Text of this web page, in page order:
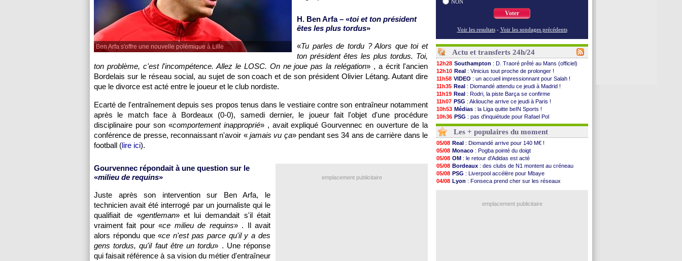
Ben Arfa s'offre une nouvelle polémique à Lille
H. Ben Arfa – «toi et ton président
êtes les plus tordus»
«Tu parles de tordu ? Alors que toi et
ton président êtes les plus tordus. Toi,
ton problème, c'est l'incompétence. Allez le LOSC. On ne joue pas la relégation» , a écrit l'ancien
Bordelais sur le réseau social, au sujet de son coach et de son président Olivier Létang. Autant dire
que le divorce est acté entre le joueur et le club nordiste.
Ecarté de l'entraînement depuis ses propos tenus dans le vestiaire contre son entraîneur notamment
après le match face à Bordeaux (0-0), samedi dernier, le joueur fait l'objet d'une procédure
disciplinaire pour son «comportement inapproprié» , avait expliqué Gourvennec en ouverture de la
conférence de presse, reconnaissant n'avoir « jamais vu ça» pendant ses 34 ans de carrière dans le
football (lire ici).
emplacement publicitaire
Gourvennec répondait à une question sur le
«milieu de requins»
Juste après son intervention sur Ben Arfa, le
technicien avait été interrogé par un journaliste qui le
qualifiait de «gentleman» et lui demandait s'il était
vraiment fait pour «ce milieu de requins» . Il avait
alors répondu que «ce n'est pas parce qu'il y a des
gens tordus, qu'il faut être un tordu» . Une réponse
qui faisait référence à sa vision du métier d'entraîneur
NON
Voter
Voir les resultats - Voir les sondages précédents
Actu et transferts 24h/24
12h28 Southampton : D. Traoré prêté au Mans (officiel)
12h10 Real : Vinicius tout proche de prolonger !
11h58 VIDEO : un accueil impressionnant pour Salah !
11h35 Real : Diomandé attendu ce jeudi à Madrid !
11h19 Real : Rodri, la piste Barça se confirme
11h07 PSG : Akliouche arrive ce jeudi à Paris !
10h53 Médias : la Liga quitte beIN Sports !
10h36 PSG : pas d'inquiétude pour Rafael Pol
10h13 Real: ça se complique pour Rodri !
09h51
Barça: Ferran Torres donne son feu vert au ...
09h32 FIFA: des excuses après le projet
09h11
Abha: c'est fait pour Fekir (officiel)
08h57
Real: réponse imminente de Vinicius
08h39
Arsenal: Nørgaard transféré à Everton (off.)
08h22
Al-Ahli: Deschamps a discuté !
00h06
PSG : Luis Enrique satisfait malgré tout
05/08 Monaco: Pogba pointé du doigt
: Thomasson et Cresswell réconciliés
Les + populaires du moment
05/08 Real : Diomandé arrive pour 140 M€ !
05/08 Monaco : Pogba pointé du doigt
05/08 OM : le retour d'Adidas est acté
05/08 Bordeaux : des clubs de N1 montent au créneau
05/08 PSG : Liverpool accélère pour Mbaye
04/08 Lyon : Fonseca prend cher sur les réseaux
emplacement publicitaire